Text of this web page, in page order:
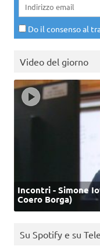
Do il consenso al
Video del giorno
Incontri - Simone
Coero Borga)
Su Spotify e su